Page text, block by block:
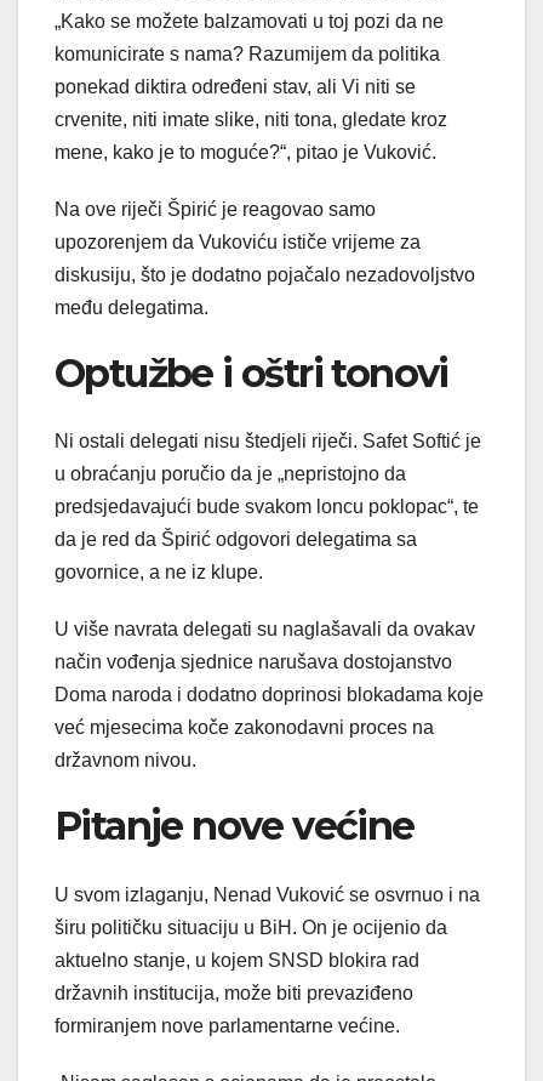
„Kako se možete balzamovati u toj pozi da ne
komunicirate s nama? Razumijem da politika
ponekad diktira određeni stav, ali Vi niti se
crvenite, niti imate slike, niti tona, gledate kroz
mene, kako je to moguće?“, pitao je Vuković.
Na ove riječi Špirić je reagovao samo
upozorenjem da Vukoviću ističe vrijeme za
diskusiju, što je dodatno pojačalo nezadovoljstvo
među delegatima.
Optužbe i oštri tonovi
Ni ostali delegati nisu štedjeli riječi. Safet Softić je
u obraćanju poručio da je „nepristojno da
predsjedavajući bude svakom loncu poklopac“, te
da je red da Špirić odgovori delegatima sa
govornice, a ne iz klupe.
U više navrata delegati su naglašavali da ovakav
način vođenja sjednice narušava dostojanstvo
Doma naroda i dodatno doprinosi blokadama koje
već mjesecima koče zakonodavni proces na
državnom nivou.
Pitanje nove većine
U svom izlaganju, Nenad Vuković se osvrnuo i na
širu političku situaciju u BiH. On je ocijenio da
aktuelno stanje, u kojem SNSD blokira rad
državnih institucija, može biti prevaziđeno
formiranjem nove parlamentarne većine.